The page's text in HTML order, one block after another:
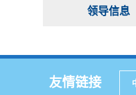
领导信息
友情链接